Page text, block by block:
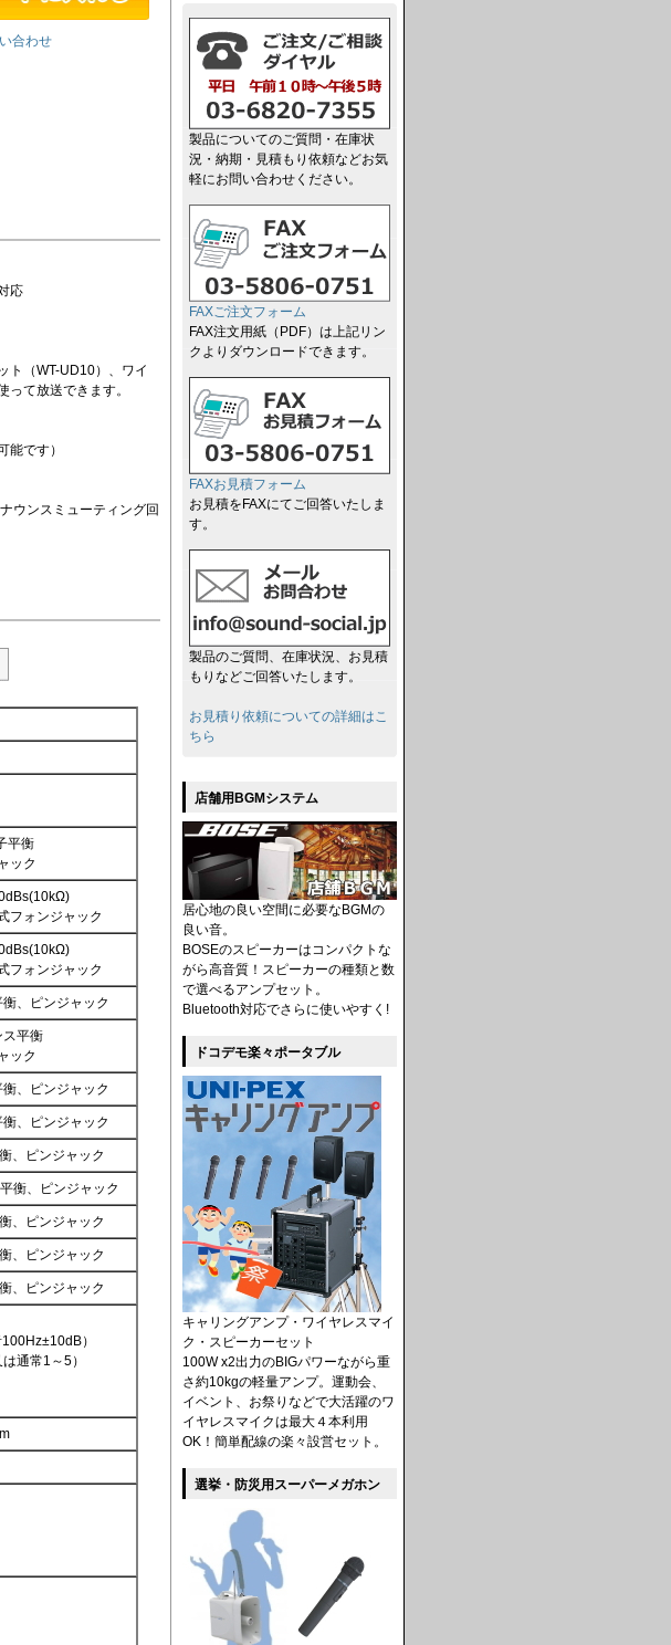
合わせ
応
ト（WT-UD10）、ワイ
て放送できます。
能です）
ウンスミューティング回
平衡
ック
フォンジャック
フォンジャック
、ピンジャック
平衡
ック
、ピンジャック
、ピンジャック
、ピンジャック
衡、ピンジャック
、ピンジャック
、ピンジャック
、ピンジャック
）
通常1～5）
製品についてのご質問・在庫状
況・納期・見積もり依頼などお気
軽にお問い合わせください。
FAXご注文フォーム
FAX注文用紙（PDF）は上記リン
クよりダウンロードできます。
FAXお見積フォーム
お見積をFAXにてご回答いたしま
す。
製品のご質問、在庫状況、お見積
もりなどご回答いたします。
お見積り依頼についての詳細はこ
ちら
店舗用BGMシステム
居心地の良い空間に必要なBGMの
良い音。
BOSEのスピーカーはコンパクトな
がら高音質！スピーカーの種類と数
で選べるアンプセット。
Bluetooth対応でさらに使いやすく!
ドコデモ楽々ポータブル
キャリングアンプ・ワイヤレスマイ
ク・スピーカーセット
100W x2出力のBIGパワーながら重
さ約10kgの軽量アンプ。運動会、
イベント、お祭りなどで大活躍のワ
イヤレスマイクは最大４本利用
OK！簡単配線の楽々設営セット。
選挙・防災用スーパーメガホン